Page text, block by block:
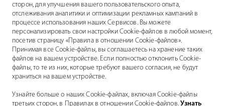
сторон, для улучшения вашего пользовательского опыта,
отслеживания аналитики и оптимизации рекламных кампаний в
процессе использования наших Сервисов. Вы можете
персонализировать свои настройки Cookie-файлов в любой момент,
посетив страницу «Правила в отношении Cookie-файлов».
Принимая все Cookie-файлы, вы соглашаетесь на хранение таких
файлов на вашем устройстве. Если полностью отклонить Cookie-
файлы, то те из них, которые требуют вашего согласия, не будут
храниться на вашем устройстве.
Узнайте больше о наших Cookie-файлах, включая Cookie-файлы
третьих сторон, в Правилах в отношении Cookie-файлов.Узнать